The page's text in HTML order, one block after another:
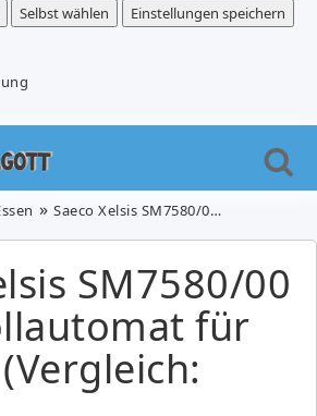
Selbst wählen
Einstellungen speichern
Saeco Xelsis SM7580/00 Kaffeevollautomat für 709,90€ (Vergleich: 844€)
SM7580/00
für